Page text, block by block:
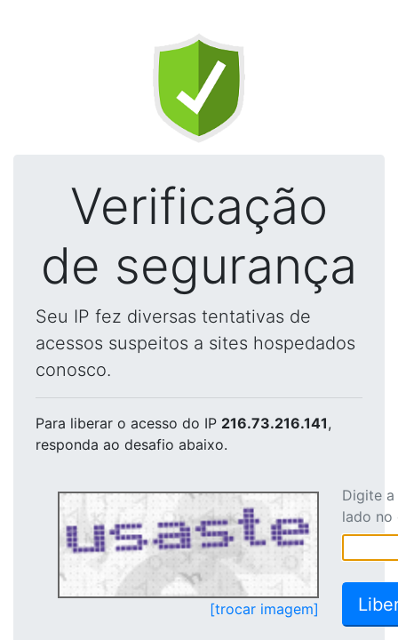
Verificação
de segurança
Seu IP fez diversas tentativas de
acessos suspeitos a sites hospedados
conosco.
Para liberar o acesso do IP 216.73.216.141,
responda ao desafio abaixo.
[trocar imagem]
Digite
lado no